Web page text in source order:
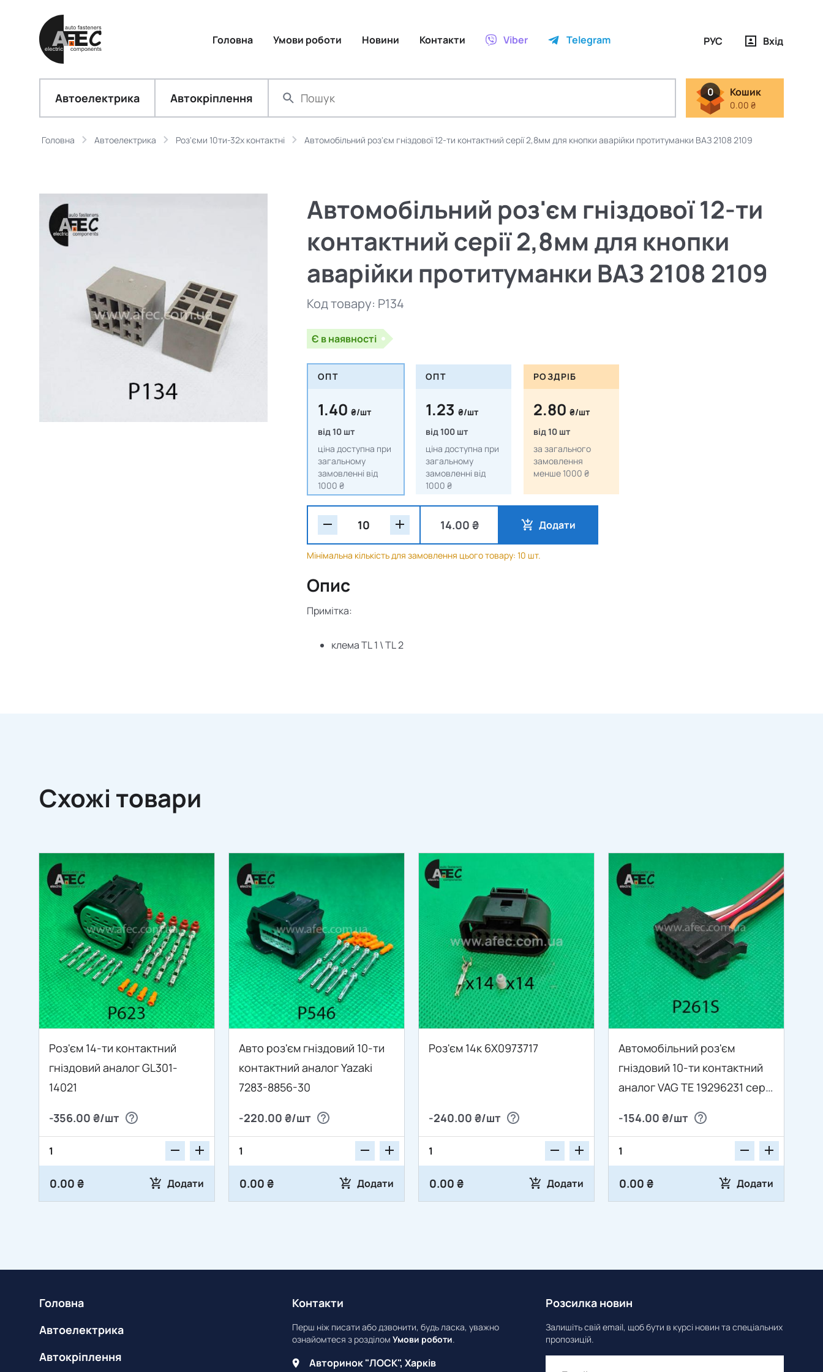
Головна Умови роботи Новини Контакти Viber Telegram РУС Вхід
Автоелектрика Автокріплення 0 Кошик
0.00 ₴
Головна Автоелектрика Роз'єми 10ти-32х контактні Автомобільний роз'єм гніздової 12-ти контактний серії 2,8мм для кнопки аварійки протитуманки ВАЗ 2108 2109
Автомобільний роз'єм гніздової 12-ти
контактний серії 2,8мм для кнопки
аварійки протитуманки ВАЗ 2108 2109
Код товару: P134
Є в наявності
ОПТ
1.40₴/шт
від 10 шт
ціна доступна при
загальному
замовленні від
1000 ₴
ОПТ
1.23₴/шт
від 100 шт
ціна доступна при
загальному
замовленні від
1000 ₴
РОЗДРІБ
2.80₴/шт
від 10 шт
за загального
замовлення
менше 1000 ₴
14.00 ₴ Додати
Мінімальна кількість для замовлення цього товару: 10 шт.
Опис
Примітка:
клемаTL1 \TL2
Схожі товари
Роз'єм 14-ти контактний
гніздовий аналог GL301-
14021
-356.00 ₴/шт
0.00 ₴ Додати
Авто роз'єм гніздовий 10-ти
контактний аналог Yazaki
7283-8856-30
-220.00 ₴/шт
0.00 ₴ Додати
Роз'єм 14к 6X0973717
-240.00 ₴/шт
0.00 ₴ Додати
Автомобільний роз'єм
гніздовий 10-ти контактний
аналог VAG TE 19296231 серії
дверей водія ВАЗ1117, 1118,
1119 з проводом
-154.00 ₴/шт
0.00 ₴ Додати
Головна
Автоелектрика
Автокріплення
Контакти
Перш ніж писати або дзвонити, будь ласка, уважно
ознайомтеся з розділомУмови роботи.
Авторинок "ЛОСК", Харків
Розсилка новин
Залишіть свій email, щоб бути в курсі новин та спеціальних
пропозицій.